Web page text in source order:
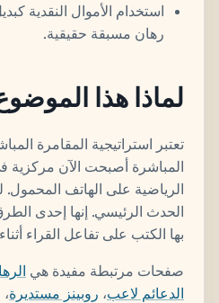
استخدام الأموال النقدية
رهان مسبقة حقيقية.
لماذا هذا
تعتبر استراتيجية المقامرة
المباشرة أصبحت الآن مركزية
الرياضية على الهاتف
الحدث الرئيسي. إنها إحدى
بها الكتب على تفاعل القراء
صفحات مرتبطة مفيدة هي
الدعائم لاعب، روبينز مستديرة